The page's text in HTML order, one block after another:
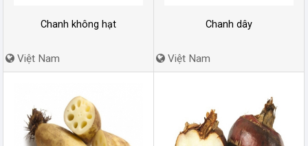
Chanh không hạt
Việt Nam
Chanh dây
Việt Nam